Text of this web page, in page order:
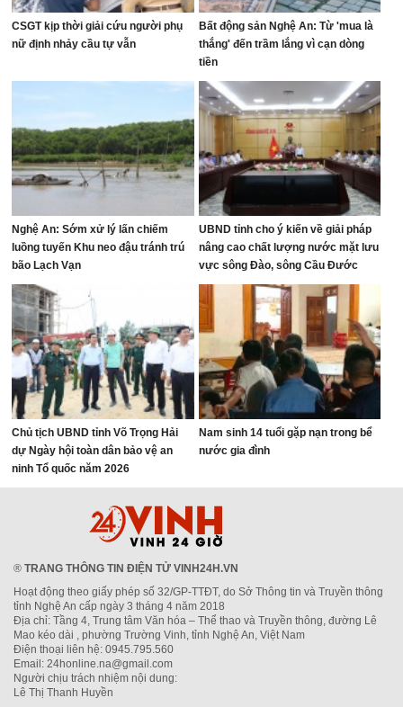
CSGT kịp thời giải cứu người phụ
nữ định nhảy cầu tự vẫn
Bất động sản Nghệ An: Từ 'mua là
thắng' đến trầm lắng vì cạn dòng
tiền
Nghệ An: Sớm xử lý lấn chiếm
luồng tuyến Khu neo đậu tránh trú
bão Lạch Vạn
UBND tỉnh cho ý kiến về giải pháp
nâng cao chất lượng nước mặt lưu
vực sông Đào, sông Cầu Đước
Chủ tịch UBND tỉnh Võ Trọng Hải
dự Ngày hội toàn dân bảo vệ an
ninh Tổ quốc năm 2026
Nam sinh 14 tuổi gặp nạn trong bể
nước gia đình
® TRANG THÔNG TIN ĐIỆN TỬ VINH24H.VN
Hoạt động theo giấy phép số 32/GP-TTĐT, do Sở Thông tin và Truyền thông
tỉnh Nghệ An cấp ngày 3 tháng 4 năm 2018
Địa chỉ: Tầng 4, Trung tâm Văn hóa – Thể thao và Truyền thông, đường Lê
Mao kéo dài , phường Trường Vinh, tỉnh Nghệ An, Việt Nam
Điện thoại liên hệ: 0945.795.560
Email: 24honline.na@gmail.com
Người chịu trách nhiệm nội dung:
Lê Thị Thanh Huyền